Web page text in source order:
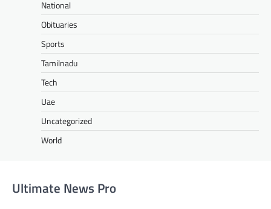
National
Obituaries
Sports
Tamilnadu
Tech
Uae
Uncategorized
World
Ultimate News Pro